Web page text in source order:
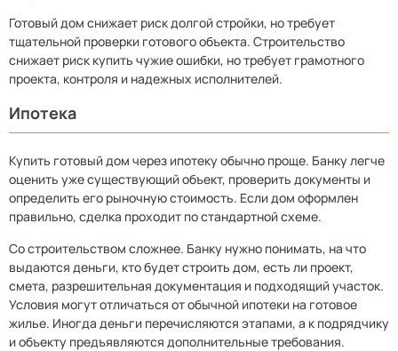
Готовый дом снижает риск долгой стройки, но требует
тщательной проверки готового объекта. Строительство
снижает риск купить чужие ошибки, но требует грамотного
проекта, контроля и надежных исполнителей.
Ипотека
Купить готовый дом через ипотеку обычно проще. Банку легче
оценить уже существующий объект, проверить документы и
определить его рыночную стоимость. Если дом оформлен
правильно, сделка проходит по стандартной схеме.
Со строительством сложнее. Банку нужно понимать, на что
выдаются деньги, кто будет строить дом, есть ли проект,
смета, разрешительная документация и подходящий участок.
Условия могут отличаться от обычной ипотеки на готовое
жилье. Иногда деньги перечисляются этапами, а к подрядчику
и объекту предъявляются дополнительные требования.